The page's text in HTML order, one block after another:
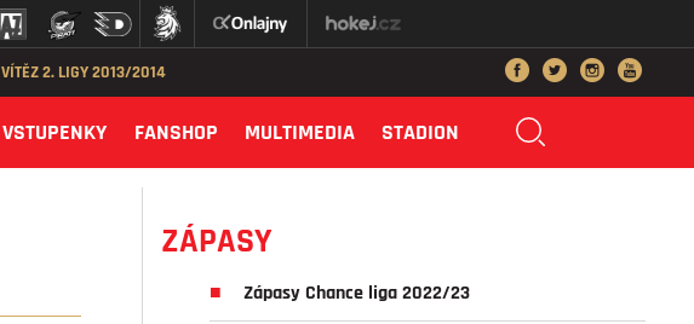
VÍTĚZ 2. LIGY 2013/2014
VSTUPENKY FANSHOP MULTIMEDIA STADION
ZÁPASY
Zápasy Chance liga 2022/23